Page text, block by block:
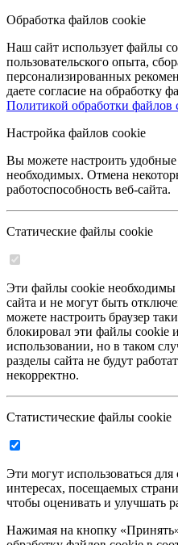
Обработка файлов cookie
Наш сайт использует файлы
пользовательского опыта,
персонализированных
даете согласие на обработку
Политикой обработки файлов
Настройка файлов cookie
Вы можете настроить
необходимых. Отмена
работоспособность веб-сайта.
Статические файлы cookie
Эти файлы cookie
сайта и не могут быть
можете настроить браузер
блокировал эти файлы cookie
использовании, но в таком
разделы сайта не будут
некорректно.
Статистические файлы cookie
Эти могут использоваться
интересах, посещаемых
чтобы оценивать и улучшать
Нажимая на кнопку